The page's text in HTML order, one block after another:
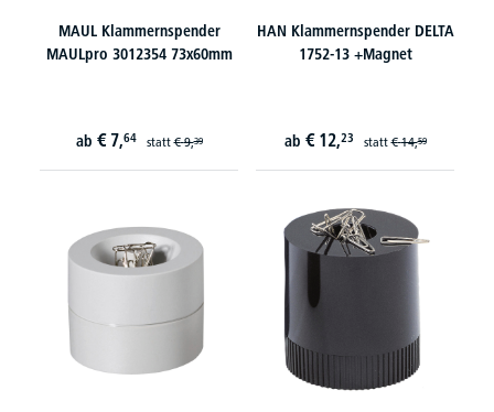
MAUL Klammernspender
MAULpro 3012354 73x60mm
ab € 7,64 statt€ 9,39
HAN Klammernspender DELTA
1752-13 +Magnet
ab € 12,23 statt€ 14,59